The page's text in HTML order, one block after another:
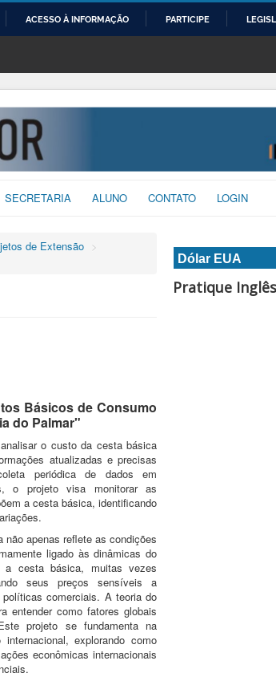
ACESSO À INFORMAÇÃO PARTICIPE
SECRETARIA ALUNO CONTATO LOGIN
de Extensão >
Básicos de Consumo
do Palmar"
o custo da cesta básica
atualizadas e precisas
periódica de dados em
o projeto visa monitorar as
a cesta básica, identificando
apenas reflete as condições
ligado às dinâmicas do
a cesta básica, muitas vezes
seus preços sensíveis a
comerciais. A teoria do
entender como fatores globais
projeto se fundamenta na
explorando como
econômicas internacionais
Dólar EUA
Pratique